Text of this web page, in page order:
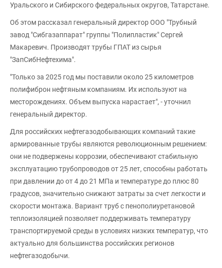
Уральского и Сибирского федеральных округов, Татарстане.
Об этом рассказал генеральный директор ООО "Трубный
завод "Сибгазаппарат" группы "Полипластик" Сергей
Макаревич. Производят трубы ГПАТ из сырья
"ЗапСибНефтехима".
"Только за 2025 год мы поставили около 25 километров
полифиброн нефтяным компаниям. Их используют на
месторождениях. Объем выпуска нарастает", - уточнил
генеральный директор.
Для российских нефтегазодобывающих компаний такие
армированные трубы являются революционным решением:
они не подвержены коррозии, обеспечивают стабильную
эксплуатацию трубопроводов от 25 лет, способны работать
при давлении до от 4 до 21 МПа и температуре до плюс 80
градусов, значительно снижают затраты за счет легкости и
скорости монтажа. Вариант труб с пенополиуретановой
теплоизоляцией позволяет поддерживать температуру
транспортируемой среды в условиях низких температур, что
актуально для большинства российских регионов
нефтегазодобычи.